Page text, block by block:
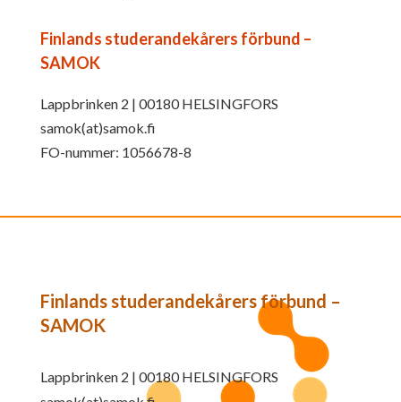
Finlands studerandekårers förbund –
SAMOK
Lappbrinken 2 | 00180 HELSINGFORS
samok(at)samok.fi
FO-nummer: 1056678-8
Finlands studerandekårers förbund –
SAMOK
Lappbrinken 2 | 00180 HELSINGFORS